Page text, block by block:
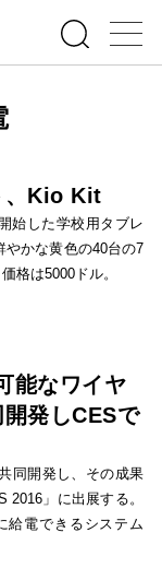
、Kio Kit
始した学校用タブレ
やかな黄色の40台の7
格は5000ドル。
能なワイヤ
発しCESで
同開発し、その成果
2016」に出展する。
給電できるシステム